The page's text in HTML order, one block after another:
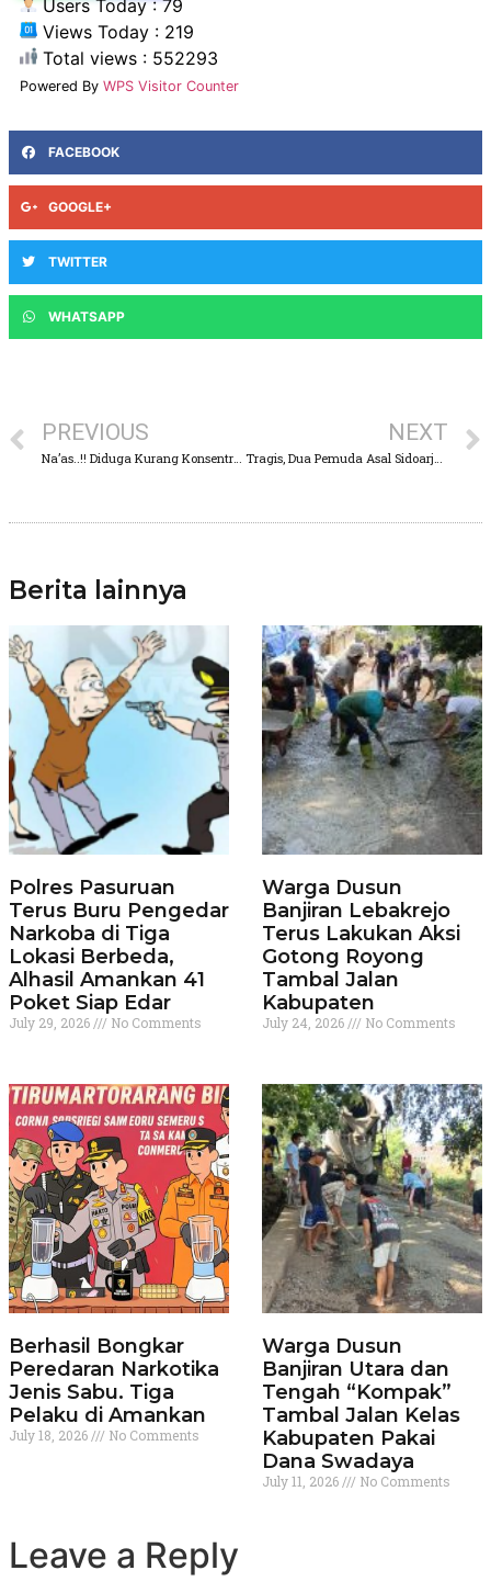
Users Today : 79
Views Today : 219
Total views : 552293
Powered By WPS Visitor Counter
FACEBOOK
GOOGLE+
TWITTER
WHATSAPP
PREVIOUS NEXT
Berita lainnya
Polres Pasuruan
Terus Buru Pengedar
Narkoba di Tiga
Lokasi Berbeda,
Alhasil Amankan 41
Poket Siap Edar
July 29, 2026 No Comments
Warga Dusun
Banjiran Lebakrejo
Terus Lakukan Aksi
Gotong Royong
Tambal Jalan
Kabupaten
July 24, 2026 No Comments
Berhasil Bongkar
Peredaran Narkotika
Jenis Sabu. Tiga
Pelaku di Amankan
July 18, 2026 No Comments
Warga Dusun
Banjiran Utara dan
Tengah “Kompak”
Tambal Jalan Kelas
Kabupaten Pakai
Dana Swadaya
July 11, 2026 No Comments
Leave a Reply